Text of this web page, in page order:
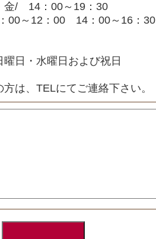
金/ 14：00～19：30
00～12：00 14：00～16：30
曜日・水曜日および祝日
方は、TELにてご連絡下さい。